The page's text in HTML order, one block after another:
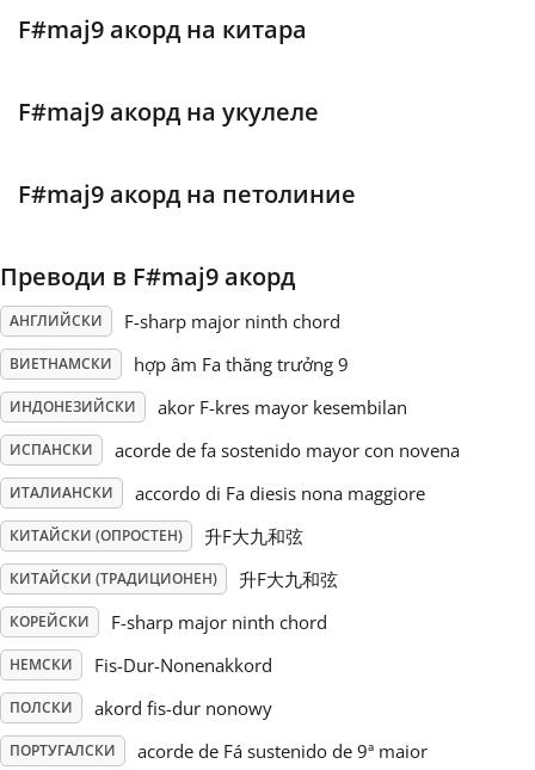
Polski
Português
Русский
Svenska
Tiếng Việt
Türkçe
Українська
简体中文
繁體中文
F#maj9 акорд на китара
F#maj9 акорд на укулеле
F#maj9 акорд на петолиние
Преводи в F#maj9 акорд
АНГЛИЙСКИ F-sharp major ninth chord
ВИЕТНАМСКИ hợp âm Fa thăng trưởng 9
ИНДОНЕЗИЙСКИ akor F-kres mayor kesembilan
ИСПАНСКИ acorde de fa sostenido mayor con novena
ИТАЛИАНСКИ accordo di Fa diesis nona maggiore
КИТАЙСКИ (ОПРОСТЕН) 升F大九和弦
КИТАЙСКИ (ТРАДИЦИОНЕН) 升F大九和弦
КОРЕЙСКИ F-sharp major ninth chord
НЕМСКИ Fis-Dur-Nonenakkord
ПОЛСКИ akord fis-dur nonowy
ПОРТУГАЛСКИ acorde de Fá sustenido de 9ª maior